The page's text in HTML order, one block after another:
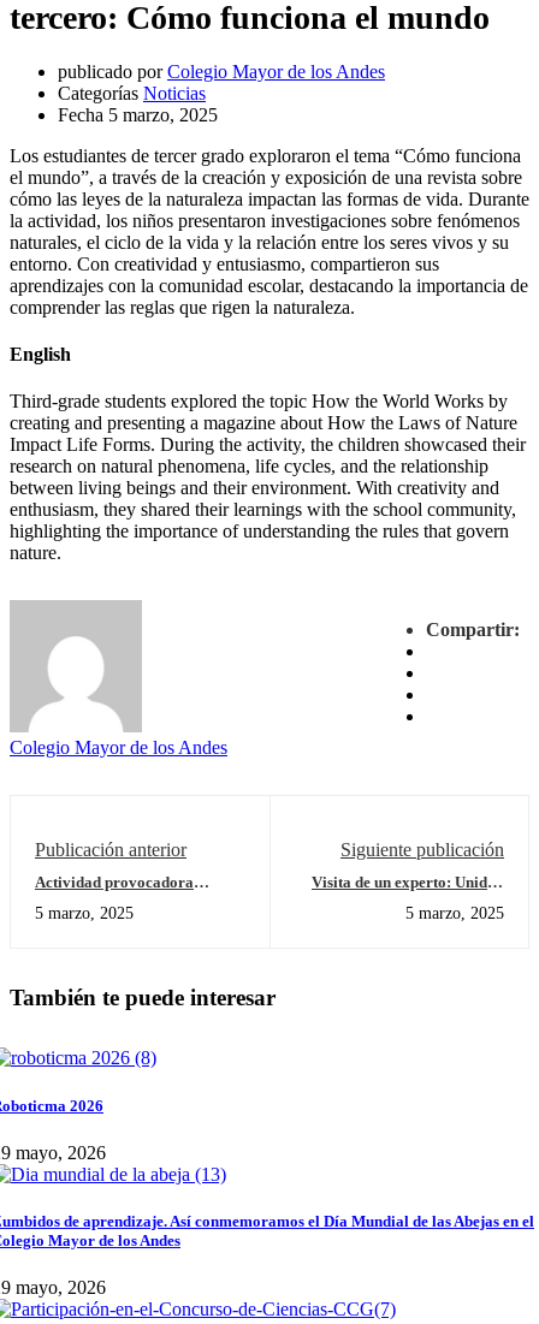
tercero: Cómo funciona el mundo
publicado por Colegio Mayor de los Andes
Categorías Noticias
Fecha 5 marzo, 2025
Los estudiantes de tercer grado exploraron el tema “Cómo funciona
el mundo”, a través de la creación y exposición de una revista sobre
cómo las leyes de la naturaleza impactan las formas de vida. Durante
la actividad, los niños presentaron investigaciones sobre fenómenos
naturales, el ciclo de la vida y la relación entre los seres vivos y su
entorno. Con creatividad y entusiasmo, compartieron sus
aprendizajes con la comunidad escolar, destacando la importancia de
comprender las reglas que rigen la naturaleza.
English
Third-grade students explored the topic How the World Works by
creating and presenting a magazine about How the Laws of Nature
Impact Life Forms. During the activity, the children showcased their
research on natural phenomena, life cycles, and the relationship
between living beings and their environment. With creativity and
enthusiasm, they shared their learnings with the school community,
highlighting the importance of understanding the rules that govern
nature.
Compartir:
Colegio Mayor de los Andes
Publicación anterior
Actividad provocadora
"Cómo funciona el mundo",
5 marzo, 2025
Siguiente publicación
Visita de un experto: Unidad
expresamos"
5 marzo, 2025
También te puede interesar
2026
mayo, 2026
de aprendizaje. Así conmemoramos el Día Mundial de las Abejas en el
Mayor de los Andes
mayo, 2026